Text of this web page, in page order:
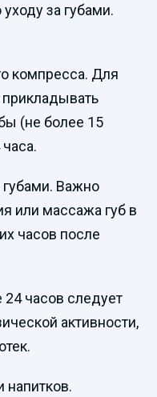
за губами.
компресса. Для
(не более 15
Важно
или массажа губ в
часов после
24 часов следует
активности,
напитков.